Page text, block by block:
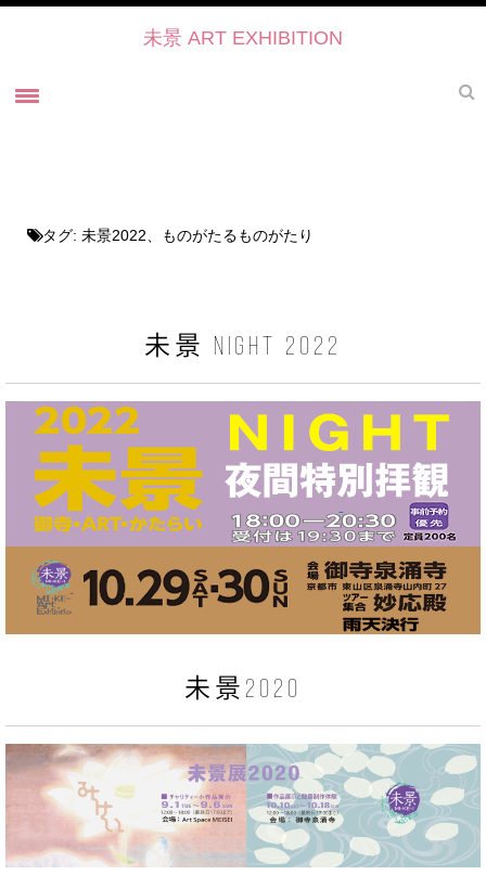
未景 ART EXHIBITION
未景2021・出展作家紹介
お問い合せ
未景イベントのご予約について2022
タグ: 未景2022、ものがたるものがたり
未景 NIGHT 2022
未景2020